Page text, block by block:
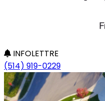
INFOLETTRE
(514) 919-0229